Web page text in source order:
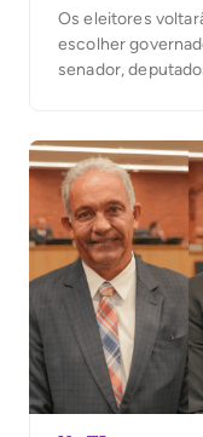
Os eleitores
escolher
senador,